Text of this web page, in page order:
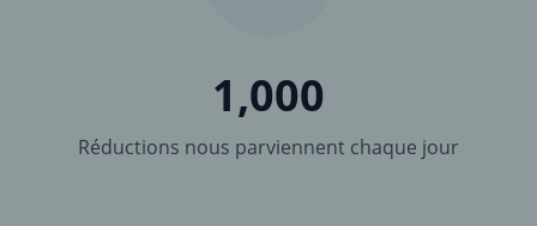
1,000
Réductions nous parviennent chaque jour